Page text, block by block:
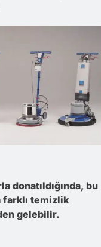
donatıldığında, bu
farklı temizlik
gelebilir.